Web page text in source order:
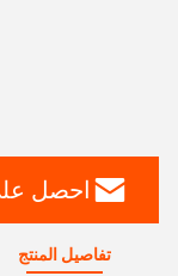
احصل
تفاصيل المنتج